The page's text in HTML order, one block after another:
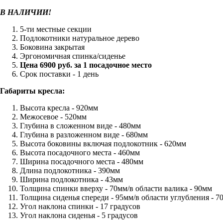
В НАЛИЧИИ!
5-ти местные секции
Подлокотники натуральное дерево
Боковина закрытая
Эргономичная спинка/сиденье
Цена 6900 руб. за 1 посадочное место
Срок поставки - 1 день
Габариты кресла:
Высота кресла - 920мм
Межосевое - 520мм
Глубина в сложенном виде - 480мм
Глубина в разложенном виде - 680мм
Высота боковины включая подлокотник - 620мм
Высота посадочного места - 460мм
Ширина посадочного места - 480мм
Длина подлокотника - 390мм
Ширина подлокотника - 43мм
Толщина спинки вверху - 70мм/в области валика - 90мм
Толщина сиденья спереди - 95мм/в области углубления -
Угол наклона спинки - 17 градусов
Угол наклона сиденья - 5 градусов